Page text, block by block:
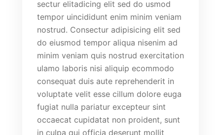
sectur elitadicing elit sed do usmod
tempor uincididunt enim minim veniam
nostrud. Consectur adipisicing elit sed
do eiusmod tempor aliqua nisenim ad
minim veniam quis nostrud exercitation
ulamo laboris nisi aliquip ecommodo
consequat duis aute reprehenderit in
voluptate velit esse cillum dolore euga
fugiat nulla pariatur excepteur sint
occaecat cupidatat non proident, sunt
in culpa qui officia deserunt mollit